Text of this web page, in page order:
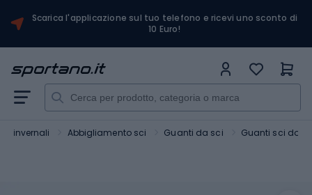
Scarica l'applicazione sul tuo telefono e ricevi uno sconto di
10 Euro!
invernali Abbigliamento sci Guanti da sci Guanti sci